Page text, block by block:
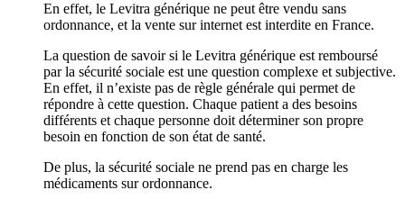
En effet, le Levitra générique ne peut être vendu sans
ordonnance, et la vente sur internet est interdite en France.
La question de savoir si le Levitra générique est remboursé
par la sécurité sociale est une question complexe et subjective.
En effet, il n’existe pas de règle générale qui permet de
répondre à cette question. Chaque patient a des besoins
différents et chaque personne doit déterminer son propre
besoin en fonction de son état de santé.
De plus, la sécurité sociale ne prend pas en charge les
médicaments sur ordonnance.